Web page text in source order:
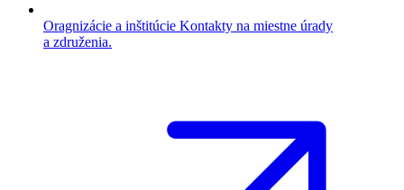
Oragnizácie a inštitúcie Kontakty na miestne úrady
a združenia.